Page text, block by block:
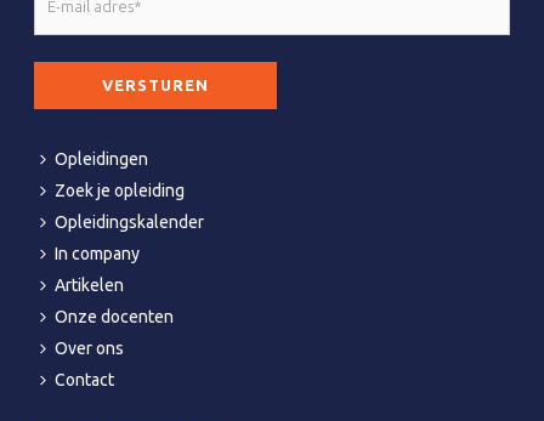
Opleidingen
Zoek je opleiding
Opleidingskalender
In company
Artikelen
Onze docenten
Over ons
Contact